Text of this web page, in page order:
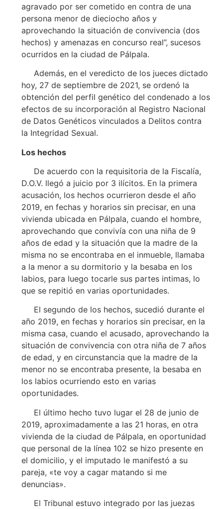
agravado por ser cometido en contra de una
persona menor de dieciocho años y
aprovechando la situación de convivencia (dos
hechos) y amenazas en concurso real”, sucesos
ocurridos en la ciudad de Pálpala.
Además, en el veredicto de los jueces dictado
hoy, 27 de septiembre de 2021, se ordenó la
obtención del perfil genético del condenado a los
efectos de su incorporación al Registro Nacional
de Datos Genéticos vinculados a Delitos contra
la Integridad Sexual.
Los hechos
De acuerdo con la requisitoria de la Fiscalía,
D.O.V. llegó a juicio por 3 ilícitos. En la primera
acusación, los hechos ocurrieron desde el año
2019, en fechas y horarios sin precisar, en una
vivienda ubicada en Pálpala, cuando el hombre,
aprovechando que convivía con una niña de 9
años de edad y la situación que la madre de la
misma no se encontraba en el inmueble, llamaba
a la menor a su dormitorio y la besaba en los
labios, para luego tocarle sus partes intimas, lo
que se repitió en varias oportunidades.
El segundo de los hechos, sucedió durante el
año 2019, en fechas y horarios sin precisar, en la
misma casa, cuando el acusado, aprovechando la
situación de convivencia con otra niña de 7 años
de edad, y en circunstancia que la madre de la
menor no se encontraba presente, la besaba en
los labios ocurriendo esto en varias
oportunidades.
El último hecho tuvo lugar el 28 de junio de
2019, aproximadamente a las 21 horas, en otra
vivienda de la ciudad de Pálpala, en oportunidad
que personal de la línea 102 se hizo presente en
el domicilio, y el imputado le manifestó a su
pareja, «te voy a cagar matando si me
denuncias».
El Tribunal estuvo integrado por las juezas